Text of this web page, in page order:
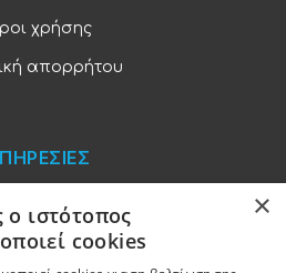
χρήσης
απορρήτου
και πληρωμές
×
ο ιστότοπος
cookies